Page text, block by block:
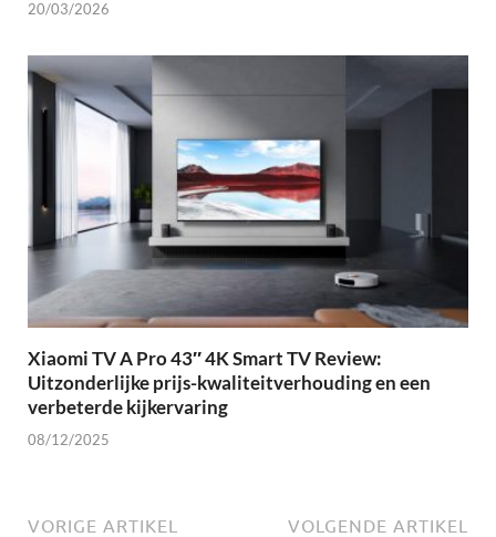
20/03/2026
Xiaomi TV A Pro 43″ 4K Smart TV Review:
Uitzonderlijke prijs-kwaliteitverhouding en een
verbeterde kijkervaring
08/12/2025
VORIGE ARTIKEL VOLGENDE ARTIKEL